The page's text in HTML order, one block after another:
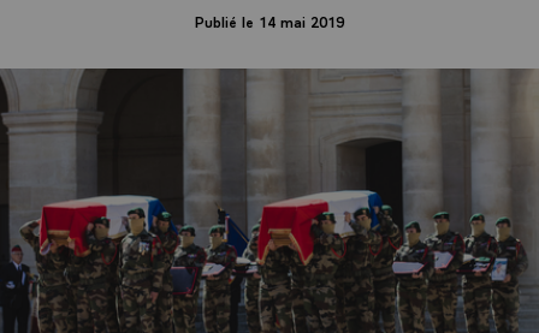
Publié le 14 mai 2019